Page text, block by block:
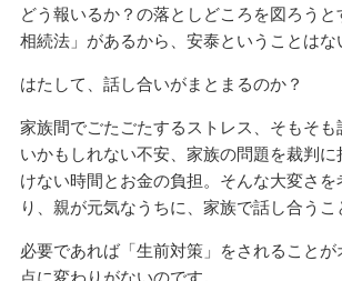
どう報いるか？の落としどころを図ろう
相続法」があるから、安泰ということはな
はたして、話し合いがまとまるのか？
家族間でごたごたするストレス、そもそ
いかもしれない不安、家族の問題を裁判
けない時間とお金の負担。そんな大変さ
り、親が元気なうちに、家族で話し合うこ
必要であれば「生前対策」をされることが
点に変わりがないのです。